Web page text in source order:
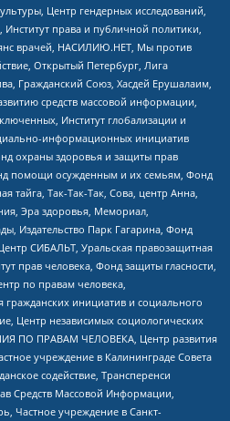
Центр гендерных исследований,
права и публичной политики,
врачей, НАСИЛИЮ.НЕТ, Мы против
Открытый Петербург, Лига
Гражданский Союз, Хасдей Ерушалаим,
средств массовой информации,
Институт глобализации и
информационных инициатив
охраны здоровья и защиты прав
помощи осужденным и их семьям, Фонд
тайга, Так-Так-Так, Сова, центр Анна,
Эра здоровья, Мемориал,
Издательство Парк Гагарина, Фонд
СИБАЛЬТ, Уральская правозащитная
прав человека, Фонд защиты гласности,
по правам человека,
гражданских инициатив и социального
Центр независимых социологических
ПО ПРАВАМ ЧЕЛОВЕКА, Центр развития
учреждение в Калининграде Совета
содействие, Трансперенси
Средств Массовой Информации,
Частное учреждение в Санкт-